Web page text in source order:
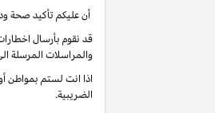
أن عليكم تأكيد صحة
قد نقوم بأرسال
والمراسلات المرسلة
اذا انت لستم بمواطن
الضريبية.